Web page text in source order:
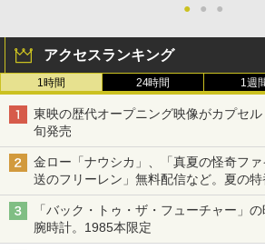
● ● ●
アクセスランキング
1時間 24時間 1週
東映の歴代オープニング映像がカプセ
旬発売
金ロー「ナウシカ」、「真夏の怪奇フ
送のフリーレン」無料配信など。夏の
「バック・トゥ・ザ・フューチャー」
腕時計。1985本限定